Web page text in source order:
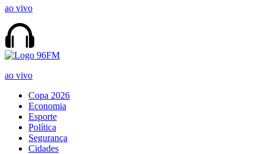
ao vivo
ao vivo
Copa 2026
Economia
Esporte
Política
Segurança
Cidades